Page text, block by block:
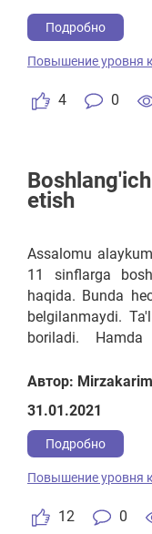
Подробно
4 0
Повышение уровня
etish
Assalomu
11 sinflarga
haqida. Bunda
belgilanmaydi.
boriladi.
dinlar,
istovchilar uchun
o'quvchilarning
munosabat
Автор:
31.01.2021
Подробно
12 0
Повышение уровня